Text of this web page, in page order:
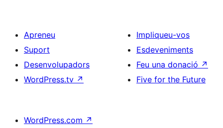
Apreneu
Suport
Desenvolupadors
WordPress.tv ↗
Impliqueu-vos
Esdeveniments
Feu una donació ↗
Five for the Future
WordPress.com ↗